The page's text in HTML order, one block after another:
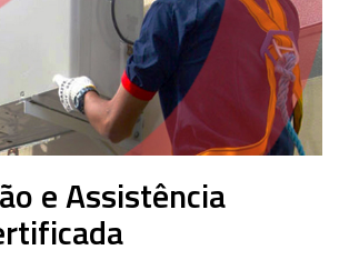
e Assistência